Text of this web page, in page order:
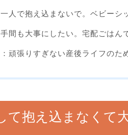
人で抱え込まないで。ベビーシ
間も大事にしたい。宅配ごはん
頑張りすぎない産後ライフのた
て抱え込まなくて